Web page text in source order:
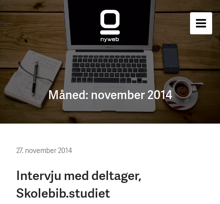
Måned: november 2014
27. november 2014
Intervju med deltager,
Skolebib.studiet